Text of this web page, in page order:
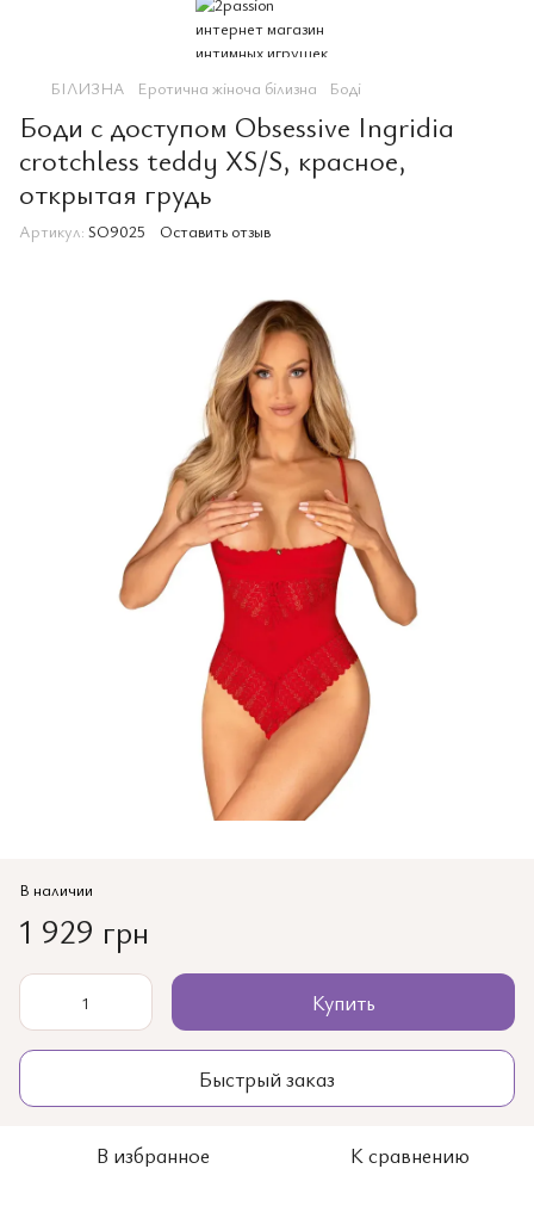
БІЛИЗНА Еротична жіноча білизна Боді
Боди с доступом Obsessive Ingridia
crotchless teddy XS/S, красное,
открытая грудь
Артикул: SO9025 Оставить отзыв
В наличии
1 929 грн
Купить
Быстрый заказ
В избранное К сравнению